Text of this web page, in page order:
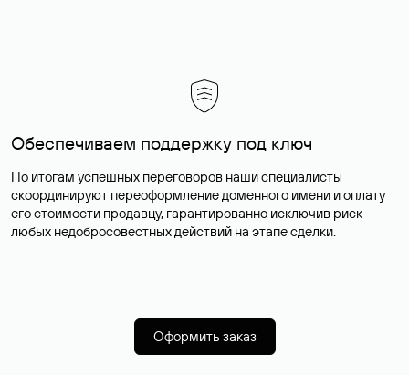
Обеспечиваем поддержку под ключ
По итогам успешных переговоров наши специалисты
скоординируют переоформление доменного имени и оплату
его стоимости продавцу, гарантированно исключив риск
любых недобросовестных действий на этапе сделки.
Оформить заказ